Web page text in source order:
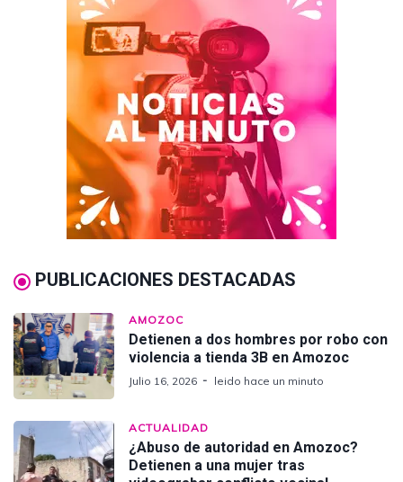
PUBLICACIONES DESTACADAS
AMOZOC
Detienen a dos hombres por robo con
violencia a tienda 3B en Amozoc
Julio 16, 2026 leido hace un minuto
ACTUALIDAD
¿Abuso de autoridad en Amozoc?
Detienen a una mujer tras